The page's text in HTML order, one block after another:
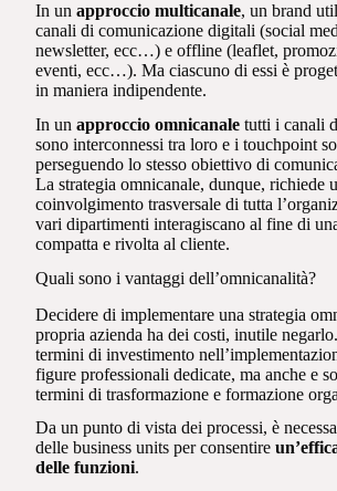
In unapproccio multicanale, un brand
canali di comunicazione digitali (social
newsletter, ecc…) e offline (leaflet,
eventi, ecc…). Ma ciascuno di essi è
in maniera indipendente.
In unapproccio omnicanale tutti i canali
sono interconnessi tra loro e i touchpoint
perseguendo lo stesso obiettivo di
La strategia omnicanale, dunque, richiede
coinvolgimento trasversale di tutta
vari dipartimenti interagiscano al fine di
compatta e rivolta al cliente.
Quali sono i vantaggi dell’omnicanalità?
Decidere di implementare una strategia
propria azienda ha dei costi, inutile
termini di investimento
figure professionali dedicate, ma anche e
termini di trasformazione e formazione
Da un punto di vista dei processi, è
delle business units per consentire
delle funzioni.